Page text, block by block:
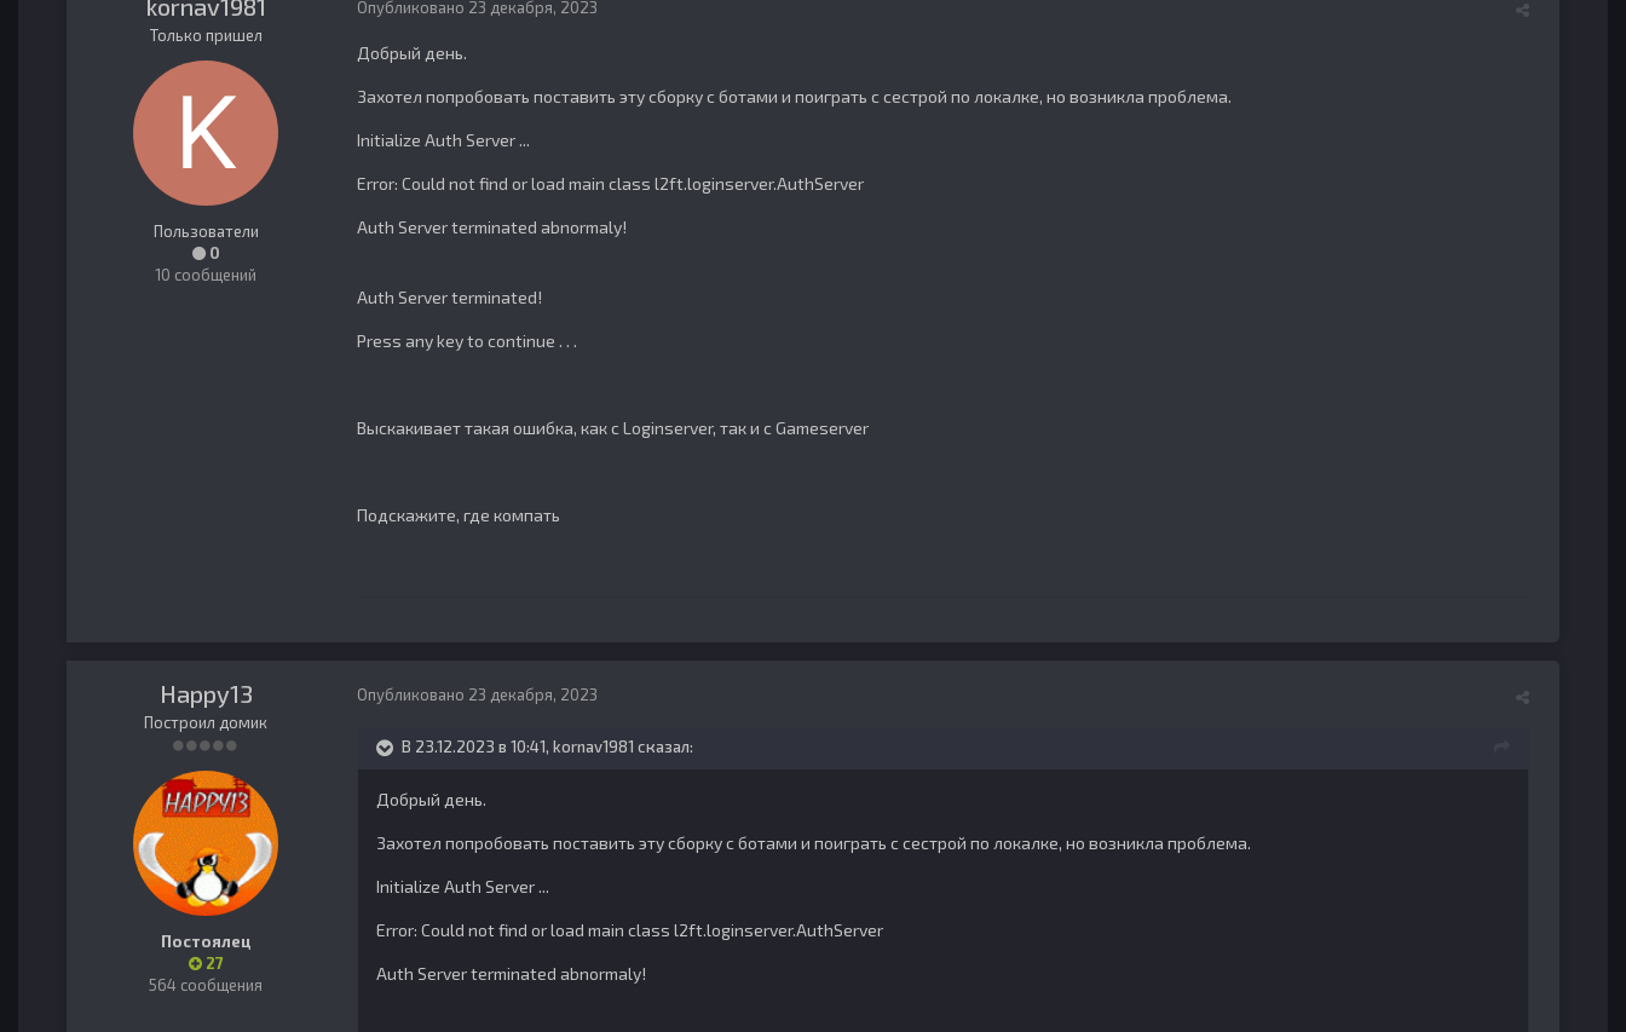
kornav1981
Только пришел
Пользователи
0
10 сообщений
Опубликовано 23 декабря, 2023
Добрый день.
Захотел попробовать поставить эту сборку с ботами и поиграть с сестрой по локалке, но возникла проблема.
Initialize Auth Server ...
Error: Could not find or load main class l2ft.loginserver.AuthServer
Auth Server terminated abnormaly!
Auth Server terminated!
Press any key to continue . . .
Выскакивает такая ошибка, как с Loginserver, так и с Gameserver
Подскажите, где компать
Happy13
Построил домик
Постоялец
27
564 сообщения
Опубликовано 23 декабря, 2023
В 23.12.2023 в 10:41, kornav1981 сказал:
Добрый день.
Захотел попробовать поставить эту сборку с ботами и поиграть с сестрой по локалке, но возникла проблема.
Initialize Auth Server ...
Error: Could not find or load main class l2ft.loginserver.AuthServer
Auth Server terminated abnormaly!